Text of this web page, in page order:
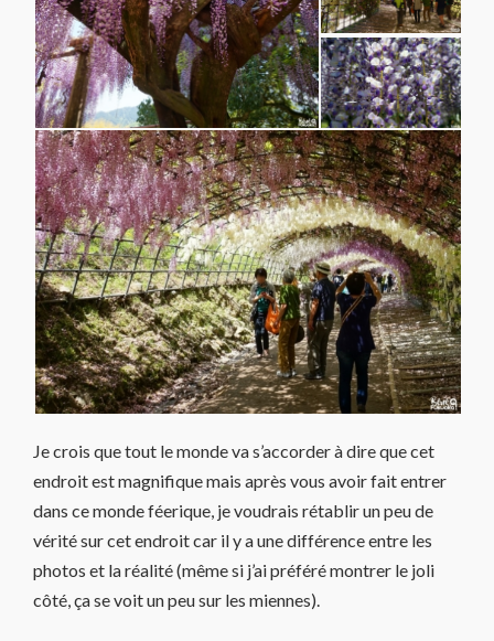
Je crois que tout le monde va s’accorder à dire que cet
endroit est magnifique mais après vous avoir fait entrer
dans ce monde féerique, je voudrais rétablir un peu de
vérité sur cet endroit car il y a une différence entre les
photos et la réalité (même si j’ai préféré montrer le joli
côté, ça se voit un peu sur les miennes).